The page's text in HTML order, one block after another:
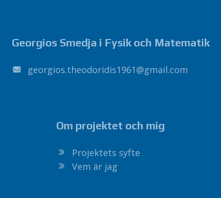
Georgios Smedja i Fysik och Matematik
moc
.
liamg
@
1691sidirodoeht.soigroeg
Om projektet och mig
Projektets syfte
Vem är jag